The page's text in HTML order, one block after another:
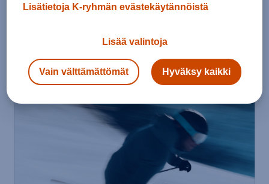
1 / 15
Lisätietoja K-ryhmän evästekäytännöistä
Lisää valintoja
Vain välttämättömät Hyväksy kaikki